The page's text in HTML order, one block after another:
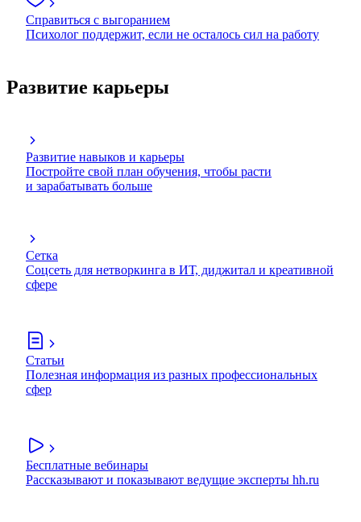
Справиться с выгоранием
Психолог поддержит, если не осталось сил на работу
Развитие карьеры
Развитие навыков и карьеры
Постройте свой план обучения, чтобы расти
и зарабатывать больше
Сетка
Соцсеть для нетворкинга в ИТ, диджитал и креативной
сфере
Статьи
Полезная информация из разных профессиональных
сфер
Бесплатные вебинары
Рассказывают и показывают ведущие эксперты hh.ru